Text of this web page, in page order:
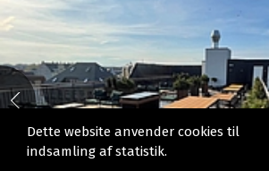
Dette website anvender cookies til
indsamling af statistik.